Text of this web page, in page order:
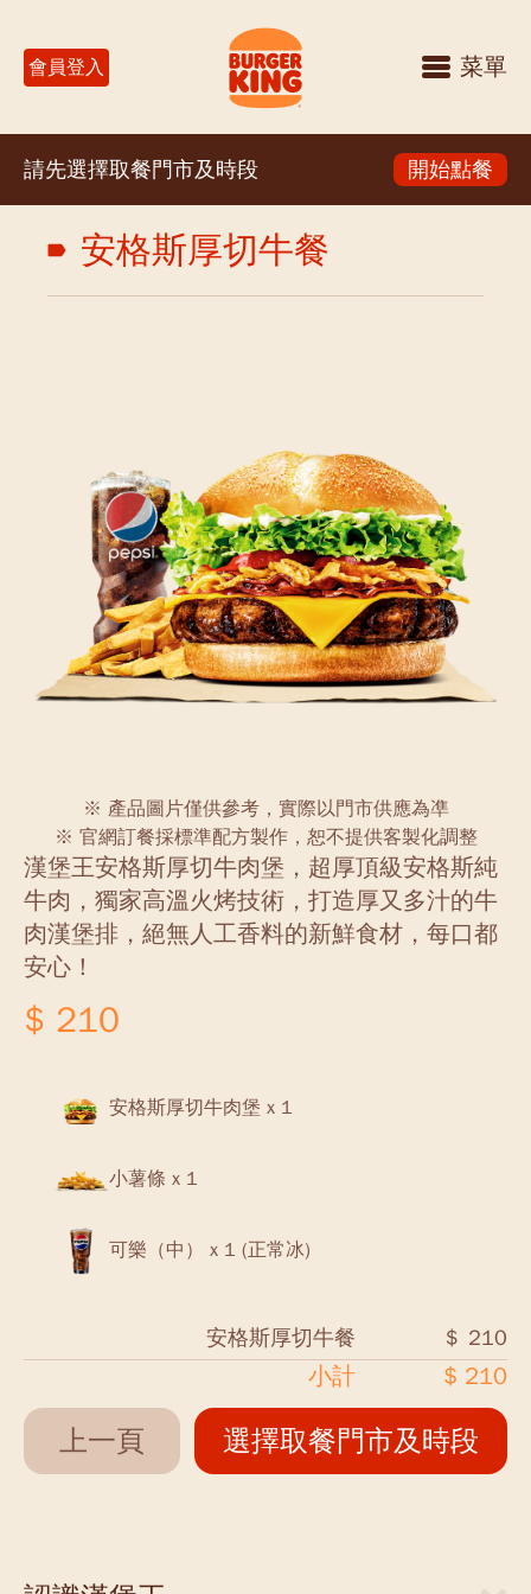
會員登入 菜單
請先選擇取餐門市及時段 開始點餐
安格斯厚切牛餐
※ 產品圖片僅供參考，實際以門市供應為凖
※ 官網訂餐採標準配方製作，恕不提供客製化調整
漢堡王安格斯厚切牛肉堡，超厚頂級安格斯純
牛肉，獨家高溫火烤技術，打造厚又多汁的牛
肉漢堡排，絕無人工香料的新鮮食材，每口都
安心！
$ 210
安格斯厚切牛肉堡 x 1
小薯條 x 1
可樂（中） x 1 (正常冰)
安格斯厚切牛餐 ＄ 210
小計 $ 210
上一頁 選擇取餐門市及時段